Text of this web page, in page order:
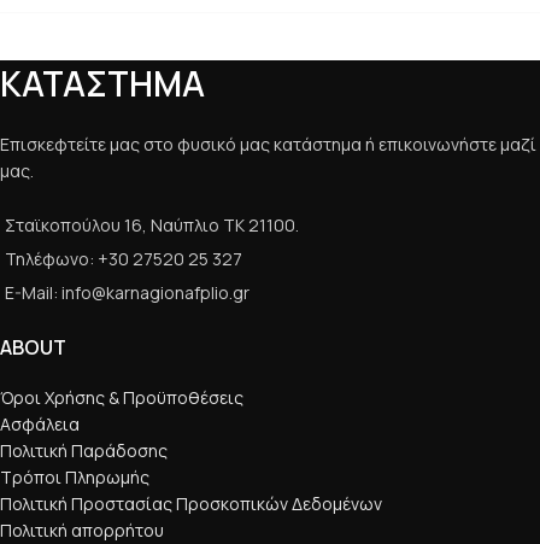
ΚΑΤΑΣΤΗΜΑ
Επισκεφτείτε μας στο φυσικό μας κατάστημα ή επικοινωνήστε μαζί
μας.
Σταϊκοπούλου 16, Ναύπλιο ΤΚ 21100.
Τηλέφωνο: +30 27520 25 327
E-Mail: info@karnagionafplio.gr
ABOUT
Όροι Χρήσης & Προϋποθέσεις
Ασφάλεια
Πολιτική Παράδοσης
Τρόποι Πληρωμής
Πολιτική Προστασίας Προσκοπικών Δεδομένων
Πολιτική απορρήτου